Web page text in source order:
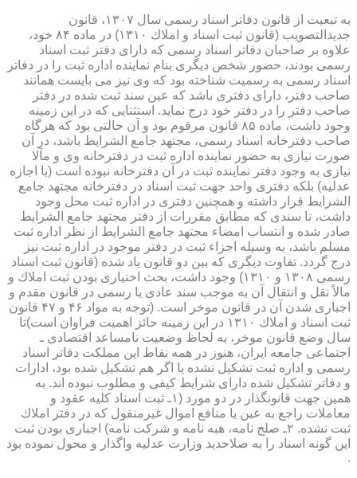
به تبعیت از قانون دفاتر اسناد رسمی سال ۱۳۰۷، قانون
جدیدالتصویب (قانون ثبت اسناد و املاك ۱۳۱۰) در ماده ۸۴ خود،
علاوه بر صاحبان دفاتر اسناد رسمی كه دارای دفتر ثبت اسناد
رسمی بودند، حضور شخص دیگری بنام نماینده اداره ثبت را در دفاتر
اسناد رسمی به رسمیت شناخته بود كه وی نیز می بایست همانند
صاحب دفتر، دارای دفتری باشد كه عین سند ثبت شده در دفتر
صاحب دفتر را در دفتر خود درج نماید. استثنایی كه در این زمینه
وجود داشت، ماده ۸۵ قانون مرقوم بود و آن حالتی بود كه هرگاه
صاحب دفترخانه اسناد رسمی، مجتهد جامع الشرایط باشد، در آن
صورت نیازی به حضور نماینده اداره ثبت در دفترخانه وی و مآلا
نیازی به وجود دفتر نماینده ثبت در آن دفترخانه نبوده است (با اجازه
عدلیه) بلكه دفتری واحد جهت ثبت اسناد در دفترخانه مجتهد جامع
الشرایط قرار داشته و همچنین دفتری در اداره ثبت محل وجود
داشت، تا سندی كه مطابق مقررات از دفتر مجتهد جامع الشرایط
صادر شده و انتساب امضاء مجتهد جامع الشرایط از نظر اداره ثبت
مسلم باشد، به وسیله اجزاء ثبت در دفتر موجود در اداره ثبت نیز
درج گردد. تفاوت دیگری كه بین دو قانون یاد شده (قانون ثبت اسناد
رسمی ۱۳۰۸ و ۱۳۱۰) وجود داشت، بحث اختیاری بودن ثبت املاك و
مالاً نقل و انتقال آن به موجب سند عادی یا رسمی در قانون مقدم و
اجباری شدن آن در قانون موخر است. (توجه به مواد ۴۶ و ۴۷ قانون
ثبت اسناد و املاك ۱۳۱۰ در این زمینه حائز اهمیت فراوان است)تا
سال وضع قانون موخر، به لحاظ وضعیت نامساعد اقتصادی ـ
اجتماعی جامعه ایران، هنوز در همه نقاط این مملكت دفاتر اسناد
رسمی و اداره ثبت تشكیل نشده یا اگر هم تشكیل شده بود، ادارات
و دفاتر تشكیل شده دارای شرایط كیفی و مطلوب نبوده اند. به
همین جهت قانونگذار در دو مورد (۱ـ ثبت اسناد كلیه عقود و
معاملات راجع به عین یا منافع اموال غیرمنقول كه در دفتر املاك
ثبت نشده. ۲ـ صلح نامه، هبه نامه و شركت نامه) اجباری بودن ثبت
این گونه اسناد را به صلاحدید وزارت عدلیه واگذار و محول نموده بود
.